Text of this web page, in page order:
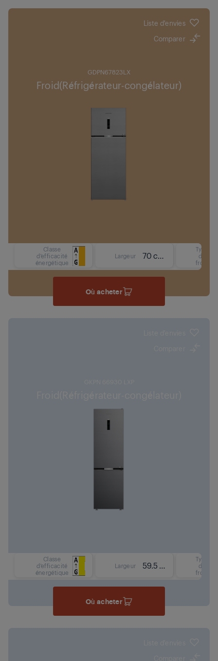
Liste d'envies
Comparer
GDPN67823LX
Froid(Réfrigérateur-congélateur)
Classe
d'efficacité
énergétique
Largeur 70 cm
Type
de
froid
Où acheter
Classe
d'efficacité
énergétique
Largeur 59.5 cm
Type
de
froid
Où acheter